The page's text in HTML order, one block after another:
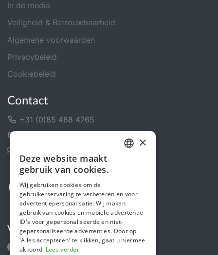
In de media
Veiligheid & Betrouwbaarheid
Algemene voorwaarden
Privacybeleid
Cookiebeleid
Contact
+31 (0)85 488 4765
Volg ons
ENGLISH
×
Deze website maakt
gebruik van cookies.
Wij gebruiken cookies om de
gebruikerservaring te verbeteren en voor
advertentiepersonalisatie. Wij maken
gebruik van cookies en mobiele advertentie-
ID's voor gepersonaliseerde en niet-
gepersonaliseerde advertenties. Door op
'Alles accepteren' te klikken, gaat u hiermee
akkoord. Lees verder